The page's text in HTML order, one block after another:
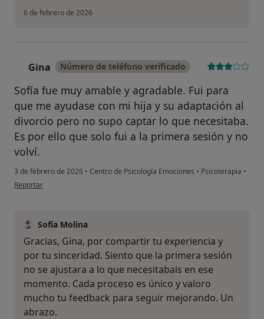
6 de febrero de 2026
Gina Número de teléfono verificado
Sofía fue muy amable y agradable. Fui para
que me ayudase con mi hija y su adaptación al
divorcio pero no supo captar lo que necesitaba.
Es por ello que solo fui a la primera sesión y no
volví.
3 de febrero de 2026 • Centro de Psicología Emociones • Psicoterapia •
en opinión del usuario Gina
Reportar
Sofía Molina
Gracias, Gina, por compartir tu experiencia y
por tu sinceridad. Siento que la primera sesión
no se ajustara a lo que necesitabais en ese
momento. Cada proceso es único y valoro
mucho tu feedback para seguir mejorando. Un
abrazo.